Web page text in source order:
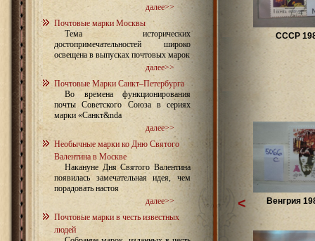
далее>>
Почтовые марки Москвы
Тема исторических
достопримечательностей широко
освещена в выпусках почтовых марок
далее>>
Почтовые Марки Санкт–Петербурга
Во времена функционирования
почты Советского Союза в сериях
марки «Санкт&nda
далее>>
Необычные марки ко Дню Святого
Валентина в Москве
Накануне Дня Святого Валентина
появилась замечательная идея, чем
порадовать настоя
далее>>
Почтовые марки в честь известных
людей
СССР
Венгрия
<